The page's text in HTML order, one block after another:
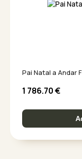
Pai Natal a Andar
1 786.70€